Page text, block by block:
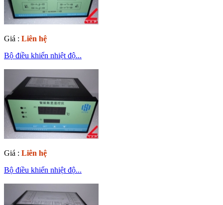
Giá : Liên hệ
Bộ điều khiển nhiệt độ...
Giá : Liên hệ
Bộ điều khiển nhiệt độ...